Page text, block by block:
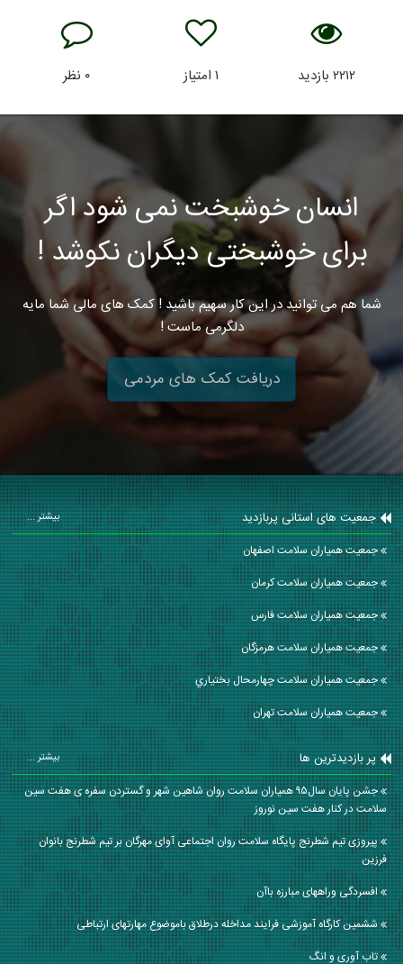
۲۲۱۲ بازدید ۱امتیاز ۰ نظر
انسان خوشبخت نمی شود اگر
برای خوشبختی دیگران نکوشد !
شما هم می توانید در این کار سهیم باشید ! کمک های مالی شما مایه
دلگرمی ماست !
دریافت کمک های مردمی
جمعیت های استانی پربازدید بیشتر ...
جمعیت همیاران سلامت اصفهان
جمعیت همیاران سلامت كرمان
جمعیت همیاران سلامت فارس
جمعیت همیاران سلامت هرمزگان
جمعیت همیاران سلامت چهارمحال بختياري
جمعیت همیاران سلامت تهران
پر بازدیدترین ها بیشتر ...
جشن پایان سال۹۵ همیاران سلامت روان شاهین شهر و گستردن سفره ی هفت سین
سلامت در کنار هفت سین نوروز
پیروزی تیم شطرنج پایگاه سلامت روان اجتماعی آوای مهرگان بر تیم شطرنج بانوان
فرزین
افسردگی وراههای مبارزه باآن
ششمین کارگاه آموزشی فرایند مداخله درطلاق باموضوع مهارتهای ارتباطی
تاب آوری و انگ